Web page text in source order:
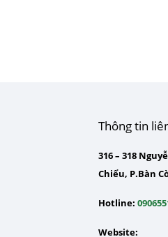
Thông tin
316 – 318
Chiểu, P.Bàn
Hotline:
Website: